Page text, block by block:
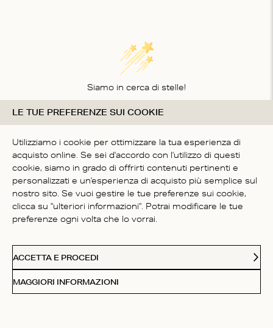
Siamo in cerca di stelle!
Comunicaci cosa ne pensi
SII IL PRIMO A SCRIVERE
UNA RECENSIONE
SERVIZIO CLIENTI
LE TUE PREFERENZE SUI COOKIE
Utilizziamo i cookie per ottimizzare la tua esperienza di
acquisto online. Se sei d'accordo con l'utilizzo di questi
cookie, siamo in grado di offrirti contenuti pertinenti e
personalizzati e un'esperienza di acquisto più semplice sul
nostro sito. Se vuoi gestire le tue preferenze sui cookie,
clicca su "ulteriori informazioni". Potrai modificare le tue
preferenze ogni volta che lo vorrai.
ACCETTA E PROCEDI
MAGGIORI INFORMAZIONI